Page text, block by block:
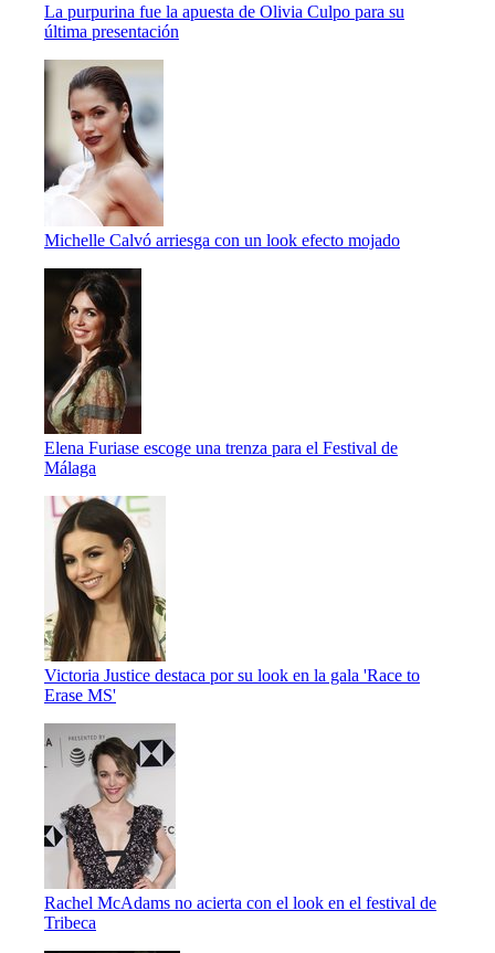
La purpurina fue la apuesta de Olivia Culpo para su
última presentación
Michelle Calvó arriesga con un look efecto mojado
Elena Furiase escoge una trenza para el Festival de
Málaga
Victoria Justice destaca por su look en la gala 'Race to
Erase MS'
Rachel McAdams no acierta con el look en el festival de
Tribeca